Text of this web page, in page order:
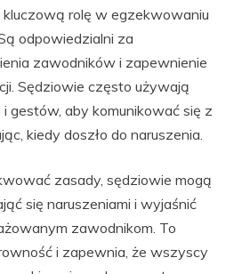
rolę w egzekwowaniu
odpowiedzialni za
zawodników i zapewnienie
Sędziowie często używają
gestów, aby komunikować się z
kiedy doszło do naruszenia.
zasady, sędziowie mogą
się naruszeniami i wyjaśnić
zawodnikom. To
i zapewnia, że wszyscy